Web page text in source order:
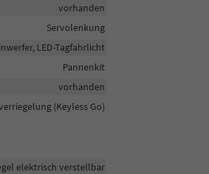
vorhanden
Servolenkung
LED-Tagfahrlicht
Pannenkit
vorhanden
(Keyless Go)
elektrisch verstellbar